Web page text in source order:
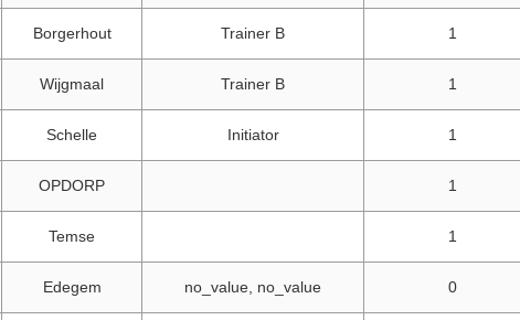
Borgerhout Trainer B 1
Wijgmaal Trainer B 1
Schelle Initiator 1
OPDORP 1
Temse 1
Edegem no_value, no_value 0